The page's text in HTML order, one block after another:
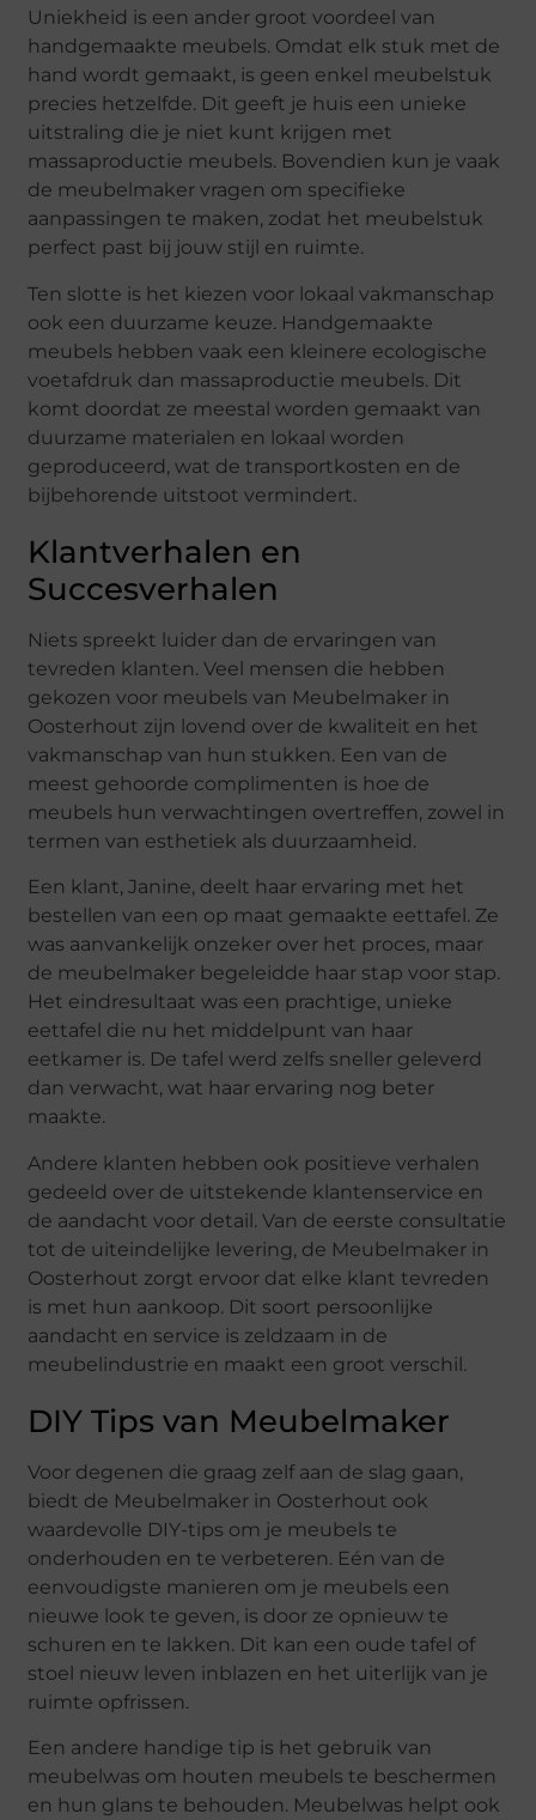
Uniekheid is een ander groot voordeel van
handgemaakte meubels. Omdat elk stuk met de
hand wordt gemaakt, is geen enkel meubelstuk
precies hetzelfde. Dit geeft je huis een unieke
uitstraling die je niet kunt krijgen met
massaproductie meubels. Bovendien kun je vaak
de meubelmaker vragen om specifieke
aanpassingen te maken, zodat het meubelstuk
perfect past bij jouw stijl en ruimte.
Ten slotte is het kiezen voor lokaal vakmanschap
ook een duurzame keuze. Handgemaakte
meubels hebben vaak een kleinere ecologische
voetafdruk dan massaproductie meubels. Dit
komt doordat ze meestal worden gemaakt van
duurzame materialen en lokaal worden
geproduceerd, wat de transportkosten en de
bijbehorende uitstoot vermindert.
Klantverhalen en
Succesverhalen
Niets spreekt luider dan de ervaringen van
tevreden klanten. Veel mensen die hebben
gekozen voor meubels van Meubelmaker in
Oosterhout zijn lovend over de kwaliteit en het
vakmanschap van hun stukken. Een van de
meest gehoorde complimenten is hoe de
meubels hun verwachtingen overtreffen, zowel in
termen van esthetiek als duurzaamheid.
Een klant, Janine, deelt haar ervaring met het
bestellen van een op maat gemaakte eettafel. Ze
was aanvankelijk onzeker over het proces, maar
de meubelmaker begeleidde haar stap voor stap.
Het eindresultaat was een prachtige, unieke
eettafel die nu het middelpunt van haar
eetkamer is. De tafel werd zelfs sneller geleverd
dan verwacht, wat haar ervaring nog beter
maakte.
Andere klanten hebben ook positieve verhalen
gedeeld over de uitstekende klantenservice en
de aandacht voor detail. Van de eerste consultatie
tot de uiteindelijke levering, de Meubelmaker in
Oosterhout zorgt ervoor dat elke klant tevreden
is met hun aankoop. Dit soort persoonlijke
aandacht en service is zeldzaam in de
meubelindustrie en maakt een groot verschil.
DIY Tips van Meubelmaker
Voor degenen die graag zelf aan de slag gaan,
biedt de Meubelmaker in Oosterhout ook
waardevolle DIY-tips om je meubels te
onderhouden en te verbeteren. Eén van de
eenvoudigste manieren om je meubels een
nieuwe look te geven, is door ze opnieuw te
schuren en te lakken. Dit kan een oude tafel of
stoel nieuw leven inblazen en het uiterlijk van je
ruimte opfrissen.
Een andere handige tip is het gebruik van
meubelwas om houten meubels te beschermen
en hun glans te behouden. Meubelwas helpt ook